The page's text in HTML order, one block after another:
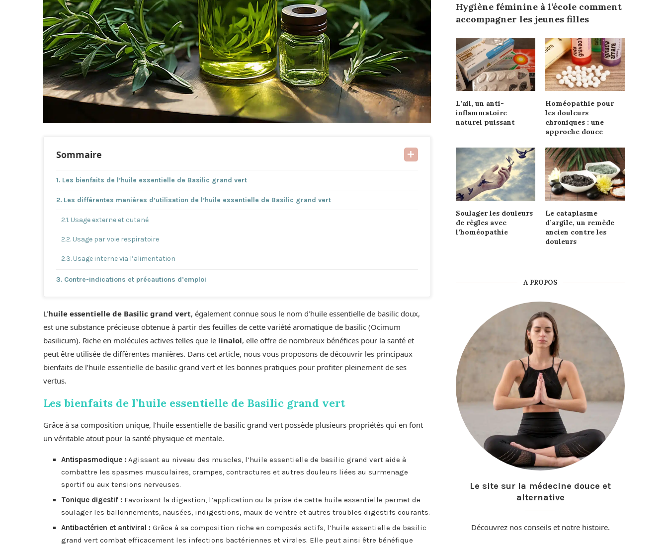
Sommaire
Les bienfaits de l’huile essentielle de Basilic grand vert
Les différentes manières d’utilisation de l’huile essentielle de Basilic grand vert
Usage externe et cutané
Usage par voie respiratoire
Usage interne via l’alimentation
Contre-indications et précautions d’emploi
L’huile essentielle de Basilic grand vert, également connue sous le nom d’huile essentielle de basilic doux,
est une substance précieuse obtenue à partir des feuilles de cette variété aromatique de basilic (Ocimum
basilicum). Riche en molécules actives telles que le linalol, elle offre de nombreux bénéfices pour la santé et
peut être utilisée de différentes manières. Dans cet article, nous vous proposons de découvrir les principaux
bienfaits de l’huile essentielle de basilic grand vert et les bonnes pratiques pour profiter pleinement de ses
vertus.
Les bienfaits de l’huile essentielle de Basilic grand vert
Grâce à sa composition unique, l’huile essentielle de basilic grand vert possède plusieurs propriétés qui en font
un véritable atout pour la santé physique et mentale.
Antispasmodique : Agissant au niveau des muscles, l’huile essentielle de basilic grand vert aide à
combattre les spasmes musculaires, crampes, contractures et autres douleurs liées au surmenage
sportif ou aux tensions nerveuses.
Tonique digestif : Favorisant la digestion, l’application ou la prise de cette huile essentielle permet de
soulager les ballonnements, nausées, indigestions, maux de ventre et autres troubles digestifs courants.
Antibactérien et antiviral : Grâce à sa composition riche en composés actifs, l’huile essentielle de basilic
grand vert combat efficacement les infections bactériennes et virales. Elle peut ainsi être bénéfique
Hygiène féminine à l’école comment
accompagner les jeunes filles
L’ail, un anti-
inflammatoire
naturel puissant
Homéopathie pour
les douleurs
chroniques : une
approche douce
Soulager les douleurs
de règles avec
l’homéopathie
Le cataplasme
d’argile, un remède
ancien contre les
douleurs
A PROPOS
Le site sur la médecine douce et
alternative
Découvrez nos conseils et notre histoire.